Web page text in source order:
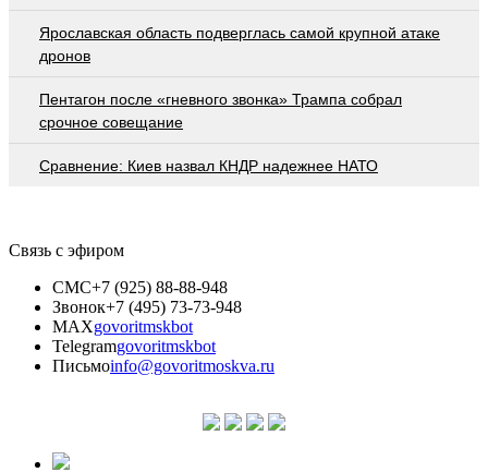
Ярославская область подверглась самой крупной атаке
дронов
Пентагон после «гневного звонка» Трампа собрал
срочное совещание
Сравнение: Киев назвал КНДР надежнее НАТО
Связь с эфиром
СМС+7 (925) 88-88-948
Звонок+7 (495) 73-73-948
MAXgovoritmskbot
Telegramgovoritmskbot
Письмоinfo@govoritmoskva.ru